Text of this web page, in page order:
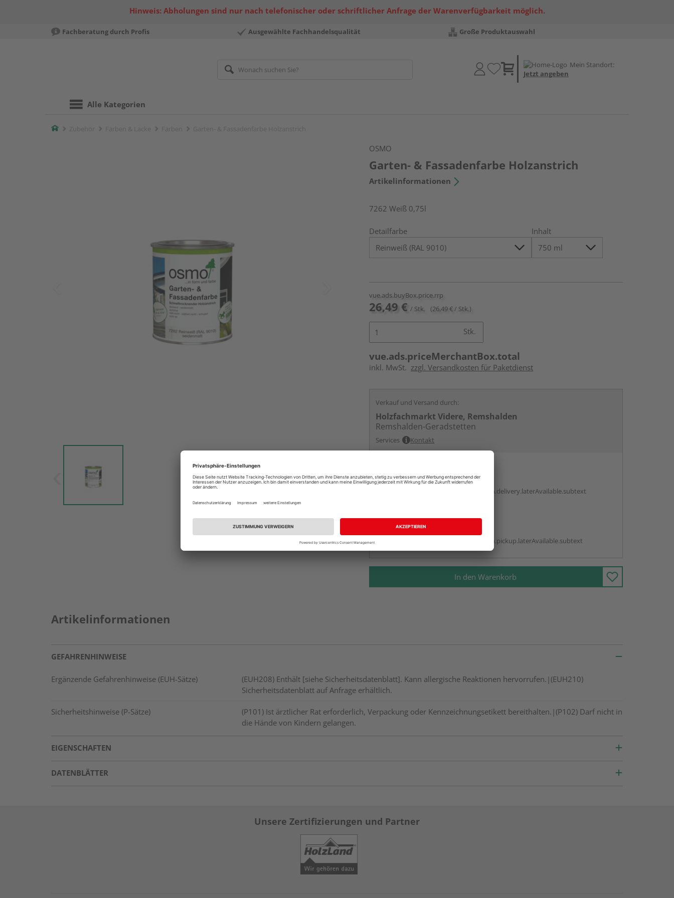
Hinweis: Abholungen sind nur nach telefonischer oder schriftlicher Anfrage der Warenverfügbarkeit möglich.
Fachberatung durch Profis Ausgewählte Fachhandelsqualität Große Produktauswahl
Mein Standort:
Jetzt angeben
Alle Kategorien
Home
OSMO
Garten- & Fassadenfarbe Holzanstrich
Artikelinformationen
7262 Weiß 0,75l
Detailfarbe Inhalt
vue.ads.buyBox.price.rrp
26,49 € / Stk. (26,49 € / Stk.)
Stk.
vue.ads.priceMerchantBox.total
inkl. MwSt. zzgl. Versandkosten für Paketdienst
Verkauf und Versand durch:
Holzfachmarkt Videre, Remshalden
Remshalden-Geradstetten
Services Kontakt
Auf Vorbestellung:
vue.ads.priceMerchantBox.option.delivery.laterAvailable.subtext
Beim Händler abholen
vue.ads.priceMerchantBox.option.pickup.laterAvailable.subtext
In den Warenkorb
Artikelinformationen
GEFAHRENHINWEISE
Ergänzende Gefahrenhinweise (EUH-Sätze)
(EUH208) Enthält [siehe Sicherheitsdatenblatt]. Kann allergische Reaktionen hervorrufen.|(EUH210)
Sicherheitsdatenblatt auf Anfrage erhältlich.
Sicherheitshinweise (P-Sätze)
(P101) Ist ärztlicher Rat erforderlich, Verpackung oder Kennzeichnungsetikett bereithalten.|(P102) Darf nicht in
die Hände von Kindern gelangen.
EIGENSCHAFTEN
DATENBLÄTTER
Unsere Zertifizierungen und Partner